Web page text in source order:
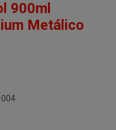
900ml
Metálico
004